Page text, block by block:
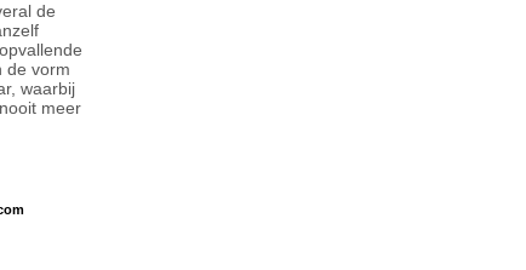
de
de vorm
waarbij
meer